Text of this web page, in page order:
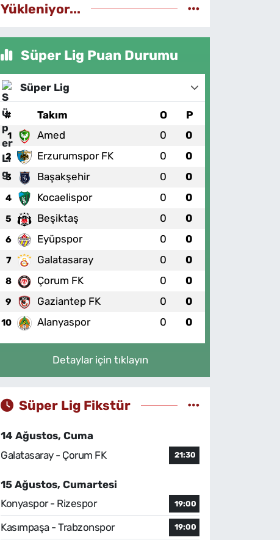
Yükleniyor...
Süper Lig Puan Durumu
Süper Lig
# Takım O P
1 Amed 0 0
2 Erzurumspor FK 0 0
3 Başakşehir 0 0
4 Kocaelispor 0 0
5 Beşiktaş 0 0
6 Eyüpspor 0 0
7 Galatasaray 0 0
8 Çorum FK 0 0
9 Gaziantep FK 0 0
10 Alanyaspor 0 0
Detaylar için tıklayın
Süper Lig Fikstür
14 Ağustos, Cuma
Galatasaray - Çorum FK
21:30
15 Ağustos, Cumartesi
Konyaspor - Rizespor
19:00
Kasımpaşa - Trabzonspor 19:00